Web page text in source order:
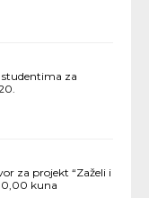
studentima za
za projekt “Zaželi i
kuna